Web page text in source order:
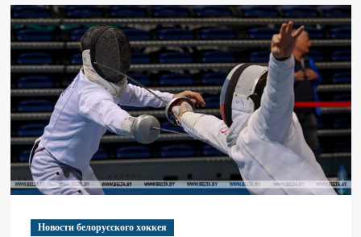
Новости белорусского хоккея